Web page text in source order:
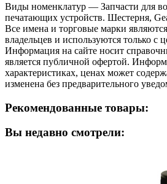
Виды номенклатур — Запчасти для
печатающих устройств. Шестерня,
Все имена и торговые марки
владельцев и используются только с
Информация на сайте носит
является публичной офертой.
характеристиках, ценах может
изменена без предварительного
Рекомендованные товары:
Вы недавно смотрели: